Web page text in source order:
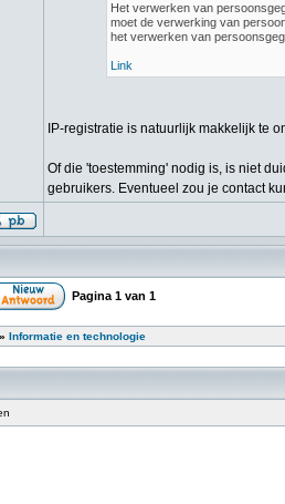
Het verwerken van
moet de verwerking van
het verwerken van
Link
IP-registratie is natuurlijk makkelijk te
Of die 'toestemming' nodig is, is niet
gebruikers. Eventueel zou je contact
Pagina 1 van 1
» Informatie en technologie